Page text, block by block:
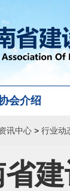
会介绍
讯中心>行业动